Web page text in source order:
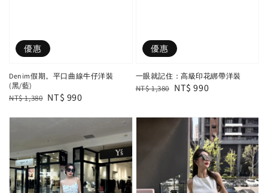
優惠
Denim假期。平口曲線牛仔洋裝
(黑/藍)
Regular
NT$ 1,380 Sale
NT$ 990
優惠
一眼就記住：高級印花綁帶洋裝
Regular
NT$ 1,380 Sale
NT$ 990